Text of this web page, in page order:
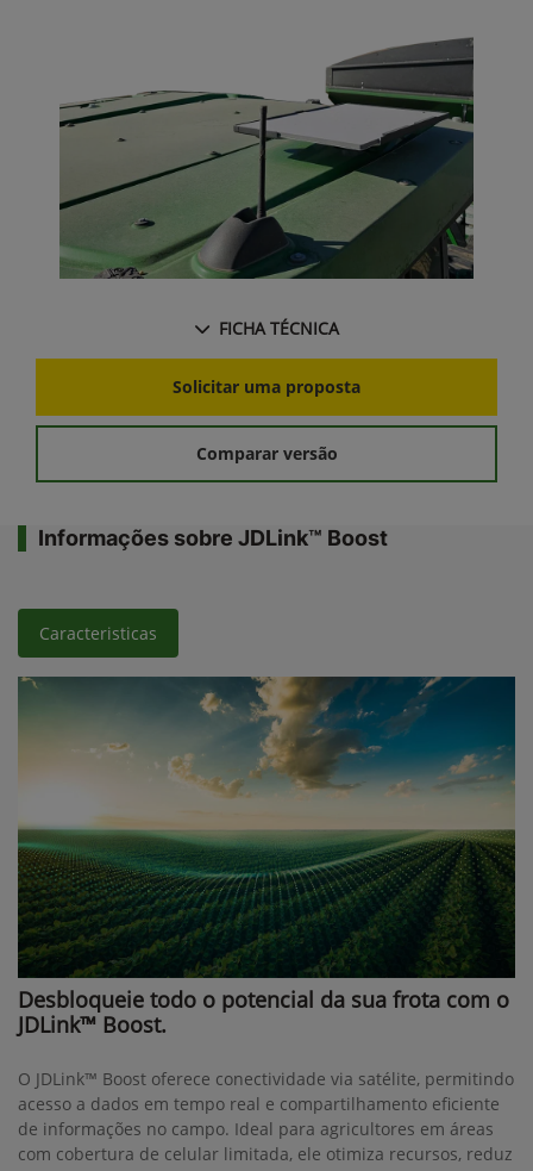
FICHA TÉCNICA
Solicitar uma proposta
Comparar versão
Informações sobre JDLink™ Boost
Caracteristicas
Desbloqueie todo o potencial da sua frota com o
JDLink™ Boost.
O JDLink™ Boost oferece conectividade via satélite, permitindo
acesso a dados em tempo real e compartilhamento eficiente
de informações no campo. Ideal para agricultores em áreas
com cobertura de celular limitada, ele otimiza recursos, reduz